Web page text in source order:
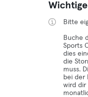
Bitte
Buche
Sports
dies
die
muss.
bei der
wird dir